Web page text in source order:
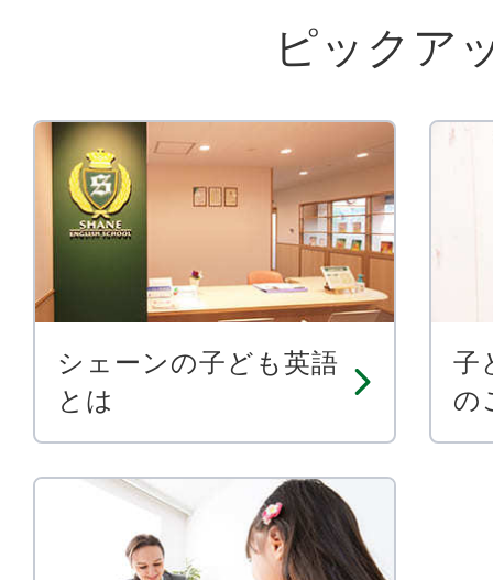
ピックア
シェーンの子ども英語
とは
子
の